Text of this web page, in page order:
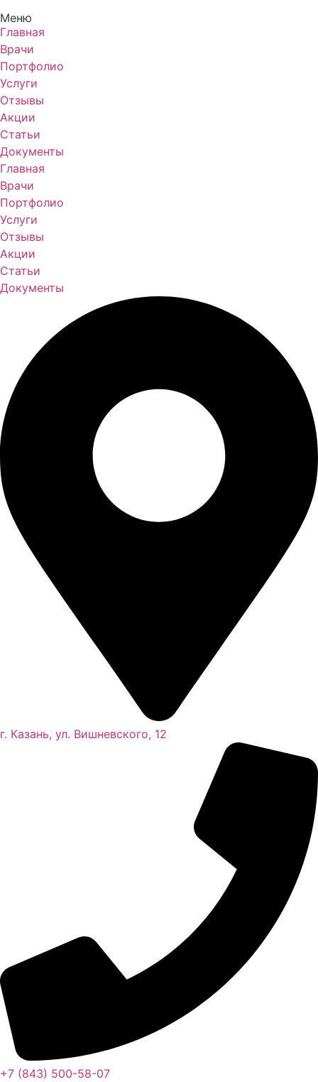
Меню
Главная
Врачи
Портфолио
Услуги
Отзывы
Акции
Статьи
Документы
Главная
Врачи
Портфолио
Услуги
Отзывы
Акции
Статьи
Документы
г. Казань, ул. Вишневского, 12
+7 (843) 500-58-07